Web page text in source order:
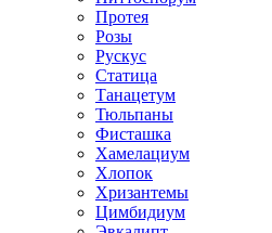
Протея
Розы
Рускус
Статица
Танацетум
Тюльпаны
Фисташка
Хамелациум
Хлопок
Хризантемы
Цимбидиум